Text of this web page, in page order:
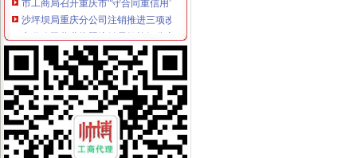
沙坪坝局重庆分公司注销推进三项改革实现重心下沉指挥前移
市分公司营业执照注销局纪检组监察室连续五年荣获重庆市纪检监察系统先进
九龙坡局代理注销分公司系帮扶村节前送温暖
高新区局代办注销分公司注册登记科争创全国巾帼文明岗 造精品登记窗口
市重庆分公司注销局虚心采纳群众建议 切实完善媒体广告监管措施
万州局重庆注销分公司拉响农资维权专项行动报
梁平局围绕“五好”分公司营业执照注销努力造和谐工商
南岸局重庆分公司注销提出1234措施巩固法制工作成果
陈文渝副局长到北部新区高新园考察调研市重庆分公司注销场发展工作